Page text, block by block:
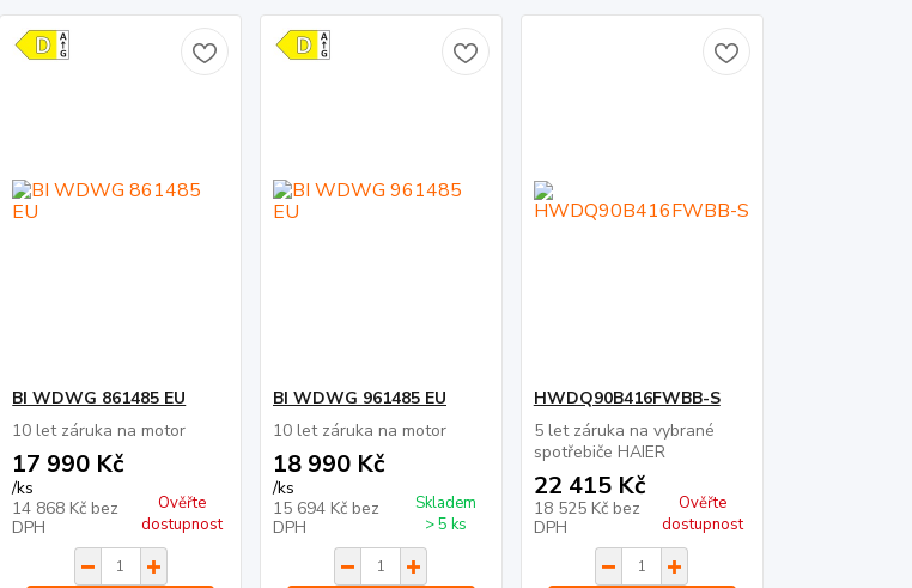
BI WDWG 861485 EU
10 let záruka na motor
17 990 Kč
/ks
14 868 Kč bez
DPH
Ověřte
dostupnost
BI WDWG 961485 EU
10 let záruka na motor
18 990 Kč
/ks
15 694 Kč bez
DPH
Skladem
> 5 ks
HWDQ90B416FWBB-S
5 let záruka na vybrané
spotřebiče HAIER
22 415 Kč
18 525 Kč bez
DPH
Ověřte
dostupnost